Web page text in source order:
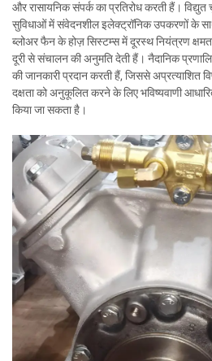
और रासायनिक संपर्क का प्रतिरोध करती हैं।
सुविधाओं में संवेदनशील इलेक्ट्रॉनिक उपकरणों के
ब्लोअर फैन के होज़ सिस्टम्स में दूरस्थ नियंत्रण
दूरी से संचालन की अनुमति देती हैं। नैदानिक
की जानकारी प्रदान करती हैं, जिससे
दक्षता को अनुकूलित करने के लिए भविष्यवाणी
किया जा सकता है।